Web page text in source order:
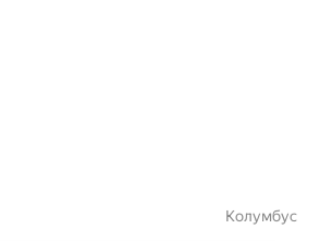
Колумбус